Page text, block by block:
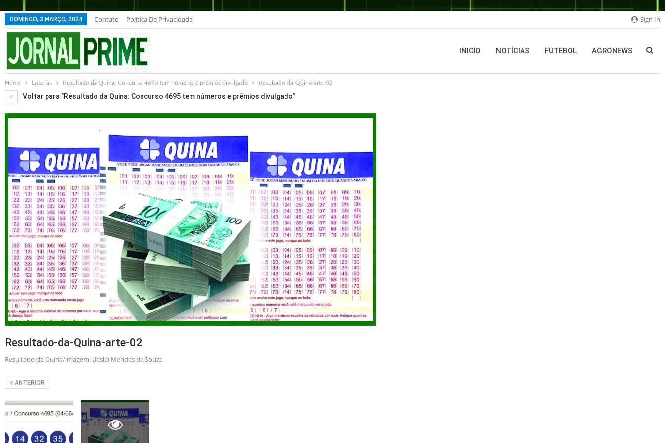
Sign In
DOMINGO, 3 MARÇO, 2024 Contato Política De Privacidade
INICIO NOTÍCIAS FUTEBOL AGRONEWS
Home Loterias Resultado da Quina: Concurso 4695 tem números e prêmios divulgado Resultado-da-Quina-arte-02
Voltar para "Resultado da Quina: Concurso 4695 tem números e prêmios divulgado"
Resultado-da-Quina-arte-02
Resultado da Quina/imagem: Ueslei Mendes de Souza
ANTERIOR